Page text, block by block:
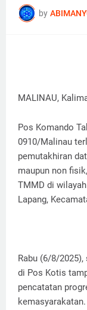
by
MALINAU,
Pos Komando
0910/Malinau
pemutakhiran
maupun non
TMMD di
Lapang,
Rabu (6/8/
di Pos Kotis
pencatatan